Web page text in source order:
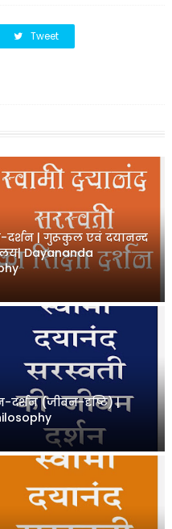
Tweet
दर्शन | गुरूकुल एवं दयानन्द
Dayananda
दर्शन (जीवन-दृष्टि) |